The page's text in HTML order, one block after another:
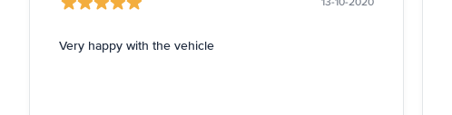
Very happy with the vehicle